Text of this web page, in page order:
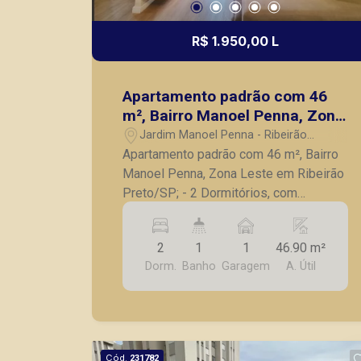
R$ 1.950,00 L
Apartamento padrão com 46
m², Bairro Manoel Penna, Zona
Leste em Ribeirão Preto/SP;
Jardim Manoel Penna - Ribeirão
Preto/SP
Apartamento padrão com 46 m², Bairro
Manoel Penna, Zona Leste em Ribeirão
Preto/SP; - 2 Dormitórios, com
armários; - Sala 02 ambientes; - Sacada;
- Banheiro social; - Cozinha com
armários; - Área de serviço; - 1 Vaga de
garagem; A Piramid tem como objetivo
atender seus clientes com agilidade e
nos principais lançamentos da cidade
2
Dorm.
1
Banho
1
Garagem
46.90 m²
A. Útil
Cód. 231782